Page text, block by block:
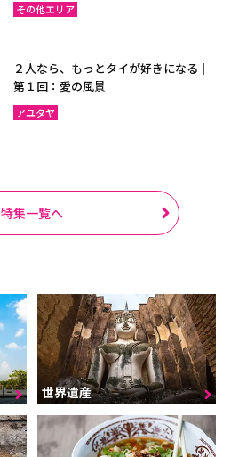
その他エリア
２人なら、もっとタイが好きになる｜
第１回：愛の風景
アユタヤ
特集一覧へ
世界遺産